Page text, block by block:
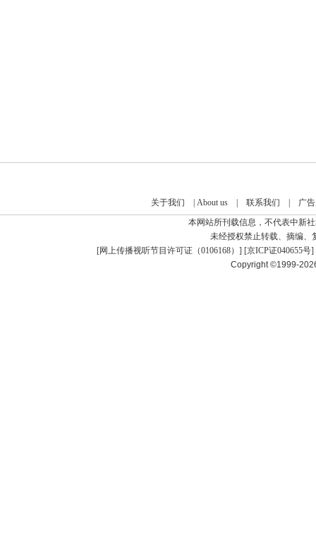
关于我们 About us| 联系我们
广
本网站所刊载信息，不代表中新
未经授权禁止转载、摘编、
[网上传播视听节目许可证（0106168） ] [京ICP证040655号]
Copyright ©1999-